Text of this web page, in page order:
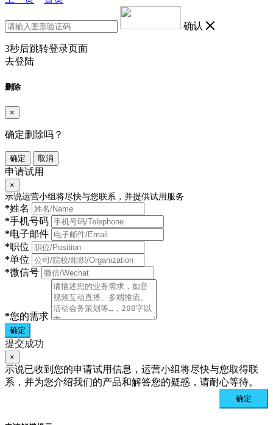
确认
3秒后跳转登录页面
去登陆
删除
×
确定删除吗？
确定 取消
申请试用
×
示说运营小组将尽快与您联系，并提供试用服务
*姓名
*手机号码
*电子邮件
*职位
*单位
*微信号
*您的需求
确定
提交成功
×
示说已收到您的申请试用信息，运营小组将尽快与您取得联
系，并为您介绍我们的产品和解答您的疑惑，请耐心等待。
确定